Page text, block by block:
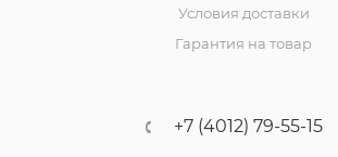
Условия доставки
Гарантия на товар
+7 (4012) 79-55-15